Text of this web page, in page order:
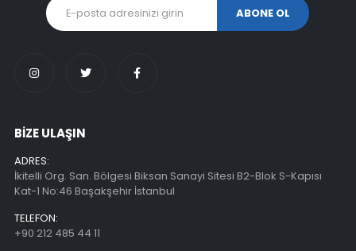
BİZE ULAŞIN
ADRES:
İkitelli Org. San. Bölgesi Biksan Sanayi Sitesi B2-Blok S-Kapısı
Kat-1 No:46 Başakşehir İstanbul
TELEFON:
+90 212 485 44 11